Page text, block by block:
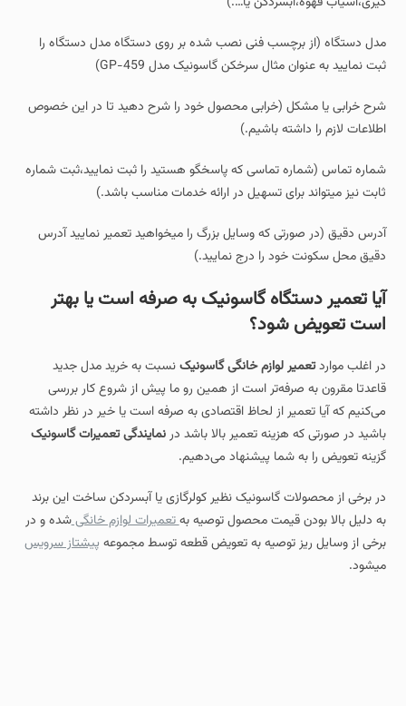
مدل دستگاه (از برچسب فنی نصب شده بر روی دستگاه مدل دستگاه را
ثبت نمایید به عنوان مثال سرخکن گاسونیک مدل GP-459)
شرح خرابی یا مشکل (خرابی محصول خود را شرح دهید تا در این خصوص
اطلاعات لازم را داشته باشیم.)
شماره تماس (شماره تماسی که پاسخگو هستید را ثبت نمایید،ثبت شماره
ثابت نیز میتواند برای تسهیل در ارائه خدمات مناسب باشد.)
آدرس دقیق (در صورتی که وسایل بزرگ را میخواهید تعمیر نمایید آدرس
دقیق محل سکونت خود را درج نمایید.)
آیا تعمیر دستگاه گاسونیک به صرفه است یا بهتر
است تعویض شود؟
در اغلب مواردتعمیر لوازم خانگی گاسونیکنسبت به خرید مدل جدید
قاعدتا مقرون‌ به‌ صرفه‌تر است از همین رو ما پیش از شروع کار بررسی
می‌کنیم که آیا تعمیر از لحاظ اقتصادی به صرفه است یا خیر در نظر داشته
باشید در صورتی که هزینه تعمیر بالا باشد درنمایندگی تعمیرات گاسونیک
گزینه تعویض را به شما پیشنهاد می‌دهیم.
در برخی از محصولات گاسونیک نظیر کولرگازی یا آبسردکن ساخت این برند
به دلیل بالا بودن قیمت محصول توصیه بهتعمیرات لوازم خانگیشده و در
برخی از وسایل ریز توصیه به تعویض قطعه توسط مجموعه پیشتاز سرویس
میشود.